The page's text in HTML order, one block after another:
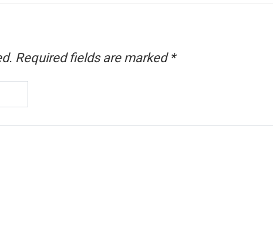
Required fields are marked *